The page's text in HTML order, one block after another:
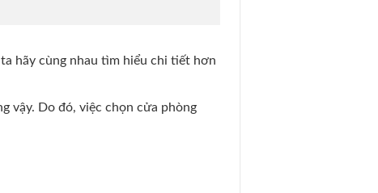
hãy cùng nhau tìm hiểu chi tiết hơn
vậy. Do đó, việc chọn cửa phòng